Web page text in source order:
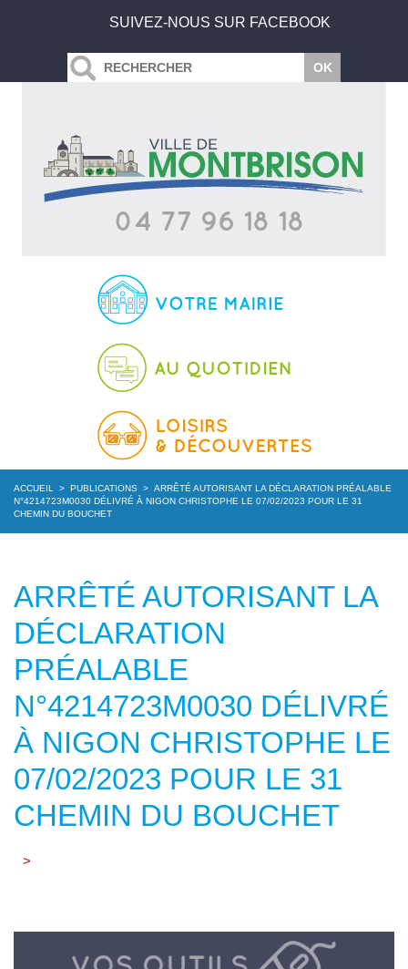
SUIVEZ-NOUS SUR FACEBOOK
ACCUEIL > PUBLICATIONS > ARRÊTÉ AUTORISANT LA DÉCLARATION PRÉALABLE
N°4214723M0030 DÉLIVRÉ À NIGON CHRISTOPHE LE 07/02/2023 POUR LE 31
CHEMIN DU BOUCHET
ARRÊTÉ AUTORISANT LA
DÉCLARATION
PRÉALABLE
N°4214723M0030 DÉLIVRÉ
À NIGON CHRISTOPHE LE
07/02/2023 POUR LE 31
CHEMIN DU BOUCHET
>